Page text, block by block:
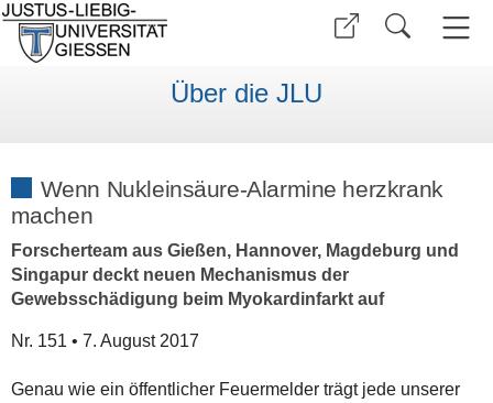
Über die JLU
Wenn Nukleinsäure-Alarmine herzkrank
machen
Forscherteam aus Gießen, Hannover, Magdeburg und
Singapur deckt neuen Mechanismus der
Gewebsschädigung beim Myokardinfarkt auf
Nr. 151 • 7. August 2017
Genau wie ein öffentlicher Feuermelder trägt jede unserer